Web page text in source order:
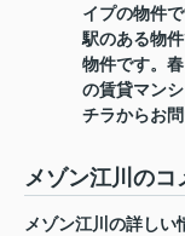
イプの物件
駅のある物
物件です。
の賃貸マン
チラからお
メゾン江川のコ
メゾン江川の詳しい